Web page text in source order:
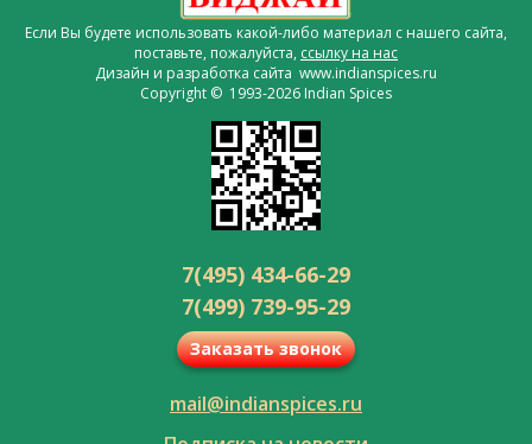
Если Вы будете использовать какой-либо материал с нашего сайта,
поставьте, пожалуйста, ссылку на нас
Дизайн и разработка сайта www.indianspices.ru
Copyright © 1993-2026 Indian Spices
7(495) 434-66-29
7(499) 739-95-29
Заказать звонок
mail@indianspices.ru